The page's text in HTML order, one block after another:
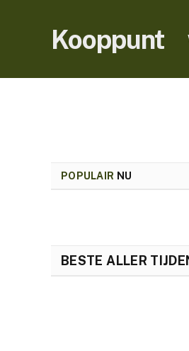
Kooppunt
POPULAIR NU
BESTE ALLER